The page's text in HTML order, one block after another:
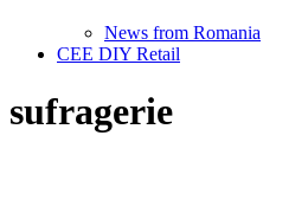
News from Romania
CEE DIY Retail
sufragerie